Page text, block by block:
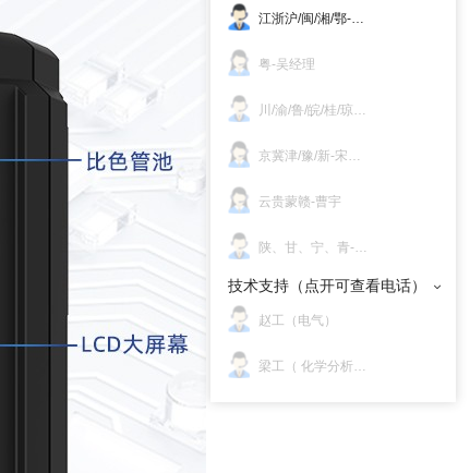
江浙沪/闽/湘/鄂-赵明
粤-吴经理
川/渝/鲁/皖/桂/琼/东北/晋-邝经理
京冀津/豫/新-宋经理
云贵蒙赣-曹宇
陕、甘、宁、青-邝国威
技术支持（点开可查看电话）
赵工（电气）
梁工（ 化学分析 ）